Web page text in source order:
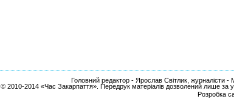
Головний редактор - Ярослав Світлик, журналісти
© 2010-2014 «Час Закарпаття». Передрук матеріалів дозволений лише за
Розробка